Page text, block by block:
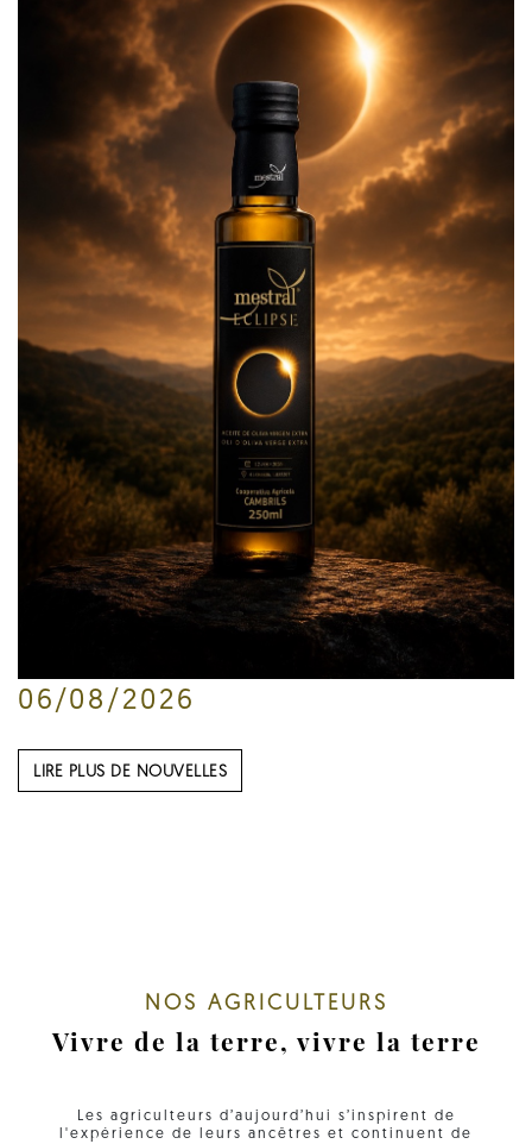
06/08/2026
LIRE PLUS DE NOUVELLES
NOS AGRICULTEURS
Vivre de la terre, vivre la terre
Les agriculteurs d’aujourd’hui s’inspirent de
l'expérience de leurs ancêtres et continuent de